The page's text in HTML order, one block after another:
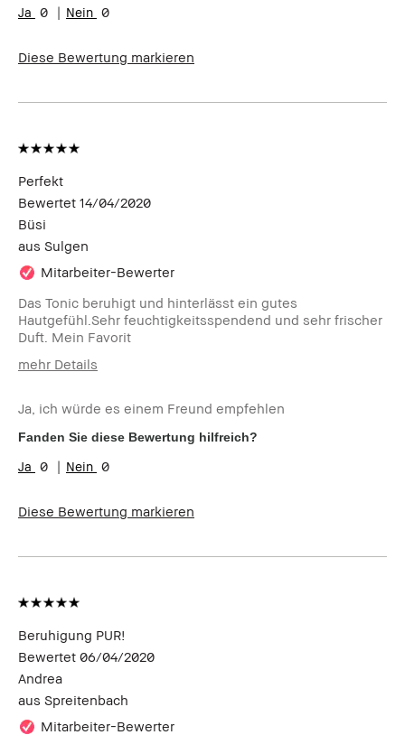
0 0
Diese Bewertung markieren
Perfekt
Bewertet 14/04/2020
Büsi
aus Sulgen
Mitarbeiter-Bewerter
Das Tonic beruhigt und hinterlässt ein gutes
Hautgefühl.Sehr feuchtigkeitsspendend und sehr frischer
Duft. Mein Favorit
mehr Details
Hautbedürfnis(se)
Rötungen
Ja, ich würde es einem Freund empfehlen
Fanden Sie diese Bewertung hilfreich?
0 0
Diese Bewertung markieren
Beruhigung PUR!
Bewertet 06/04/2020
Andrea
aus Spreitenbach
Mitarbeiter-Bewerter